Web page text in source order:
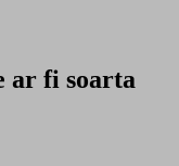
ar fi soarta